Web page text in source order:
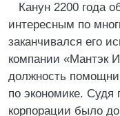
Канун 2200 года
интересным по
заканчивался его
компании «Мантэк
должность
по экономике. Судя
корпорации было